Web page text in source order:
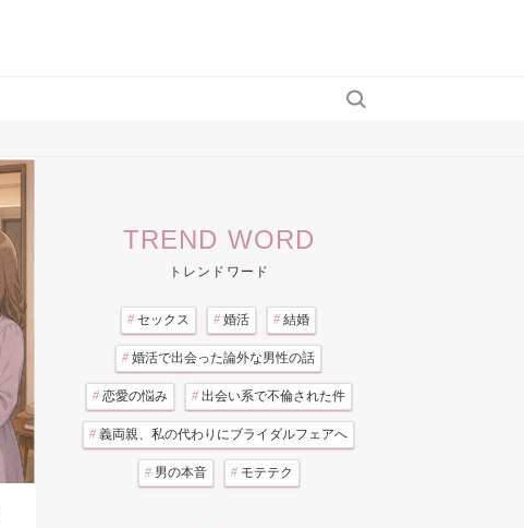
TREND WORD
トレンドワード
# セックス # 婚活 # 結婚
# 婚活で出会った論外な男性の話
# 恋愛の悩み # 出会い系で不倫された件
# 義両親、私の代わりにブライダルフェアへ
# 男の本音 # モテテク